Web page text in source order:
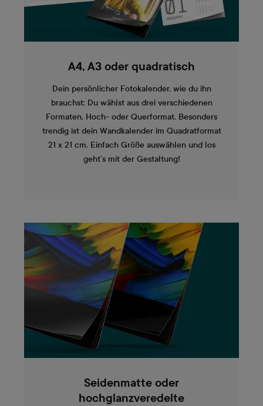
A4, A3 oder quadratisch
Dein persönlicher Fotokalender, wie du ihn
brauchst: Du wählst aus drei verschiedenen
Formaten, Hoch- oder Querformat. Besonders
trendig ist dein Wandkalender im Quadratformat
21 x 21 cm. Einfach Größe auswählen und los
geht’s mit der Gestaltung!
Seidenmatte oder
hochglanzveredelte